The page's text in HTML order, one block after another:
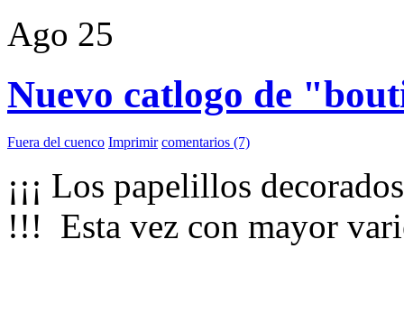
Ago 25
Nuevo catlogo de
Fuera del cuenco Imprimir comentarios (7)
¡¡¡ Los papelillos
!!! Esta vez con mayor